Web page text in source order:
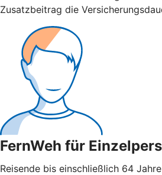
Zusatzbeitrag die
FernWeh für
Reisende bis einschließlich 64